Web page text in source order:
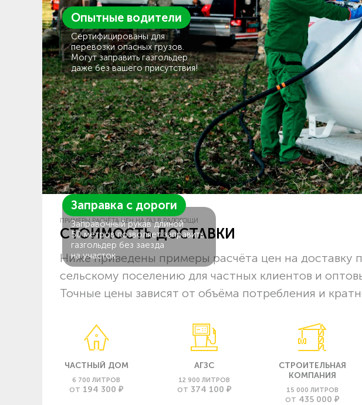
Опытные водители
Сертифицированы для
перевозки опасных грузов.
Могут заправить газгольдер
даже без вашего присутствия!
Заправка с дороги
Заправочный рукав длиной
50 метров позволяет заправить
газгольдер без заезда
на участок.
ПРИМЕРЫ РАСЧЁТА ЦЕН НА ГАЗ В РАДОГОЩИ
СТОИМОСТЬ ДОСТАВКИ
Ниже приведены примеры расчёта цен на доставку
сельскому поселению для частных клиентов и
Точные цены зависят от объёма потребления и
ЧАСТНЫЙ ДОМ
6 700 ЛИТРОВ
ОТ 194 300 ₽
АГЗС
12 900 ЛИТРОВ
ОТ 374 100 ₽
СТРОИТЕЛЬНАЯ
КОМПАНИЯ
15 000 ЛИТРОВ
ОТ 435 000 ₽